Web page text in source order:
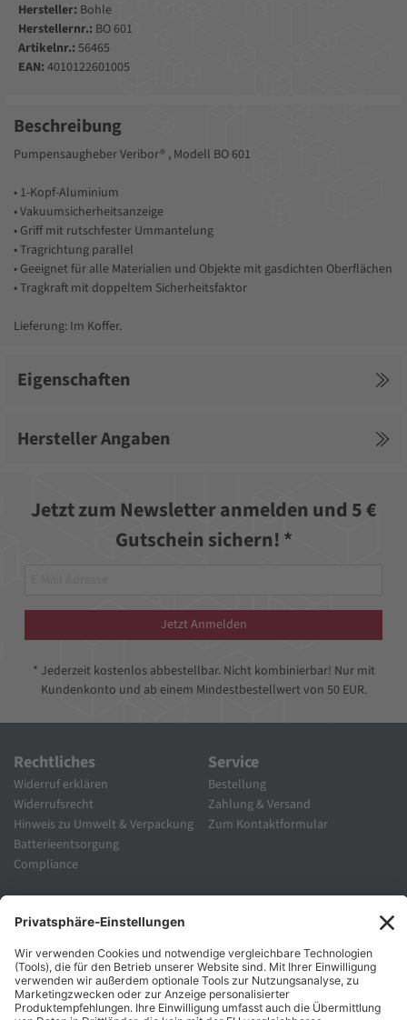
Hersteller: Bohle
Herstellernr.: BO 601
Artikelnr.: 56465
EAN: 4010122601005
Beschreibung
Pumpensaugheber Veribor® , Modell BO 601
• 1-Kopf-Aluminium
• Vakuumsicherheitsanzeige
• Griff mit rutschfester Ummantelung
• Tragrichtung parallel
• Geeignet für alle Materialien und Objekte mit gasdichten Oberflächen
• Tragkraft mit doppeltem Sicherheitsfaktor
Lieferung: Im Koffer.
Eigenschaften
Hersteller Angaben
Jetzt zum Newsletter anmelden und 5 €
Gutschein sichern! *
Jetzt Anmelden
* Jederzeit kostenlos abbestellbar. Nicht kombinierbar! Nur mit
Kundenkonto und ab einem Mindestbestellwert von 50 EUR.
Rechtliches
Widerruf erklären
Widerrufsrecht
Hinweis zu Umwelt & Verpackung
Batterieentsorgung
Compliance
Service
Bestellung
Zahlung & Versand
Zum Kontaktformular
Unternehmen
Karriere